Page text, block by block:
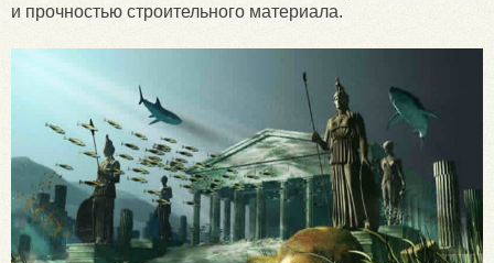
и прочностью строительного материала.